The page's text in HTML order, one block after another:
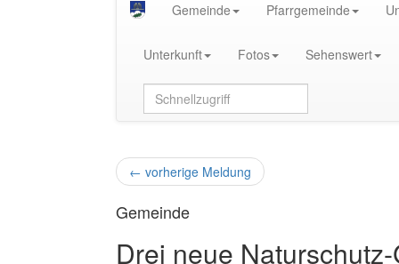
Gemeinde Pfarrgemeinde
Unterkunft Fotos Sehenswert
← vorherige Meldung
Gemeinde
Drei neue